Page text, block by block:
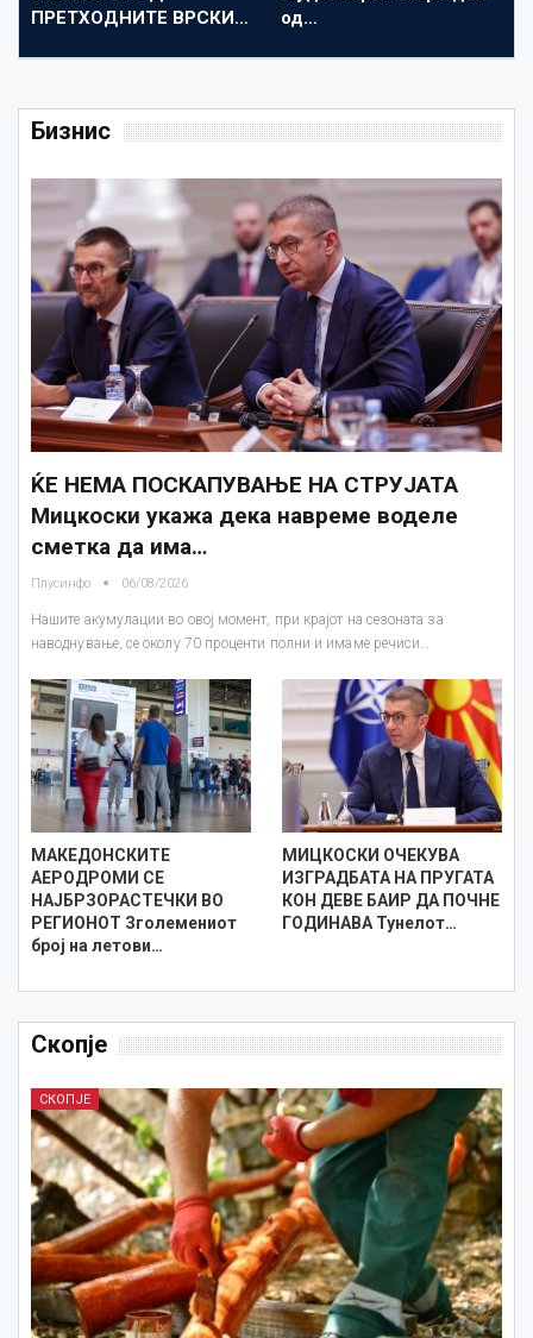
ПРЕТХОДНИТЕ ВРСКИ…
од…
Бизнис
ЌЕ НЕМА ПОСКАПУВАЊЕ НА СТРУЈАТА
Мицкоски укажа дека навреме воделе
сметка да има…
Плусинфо 06/08/2026
Нашите акумулации во овој момент, при крајот на сезоната за
наводнување, се околу 70 проценти полни и имаме речиси…
МАКЕДОНСКИТЕ
АЕРОДРОМИ СЕ
НАЈБРЗОРАСТЕЧКИ ВО
РЕГИОНОТ Зголемениот
број на летови…
МИЦКОСКИ ОЧЕКУВА
ИЗГРАДБАТА НА ПРУГАТА
КОН ДЕВЕ БАИР ДА ПОЧНЕ
ГОДИНАВА Тунелот…
Скопје
СКОПЈЕ